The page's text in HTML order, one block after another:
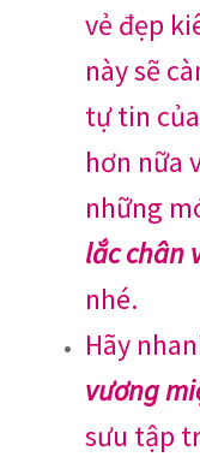
vẻ đẹp
này sẽ
tự tin
hơn nữa
những
lắc chân
nhé.
Hãy
vương
sưu tập